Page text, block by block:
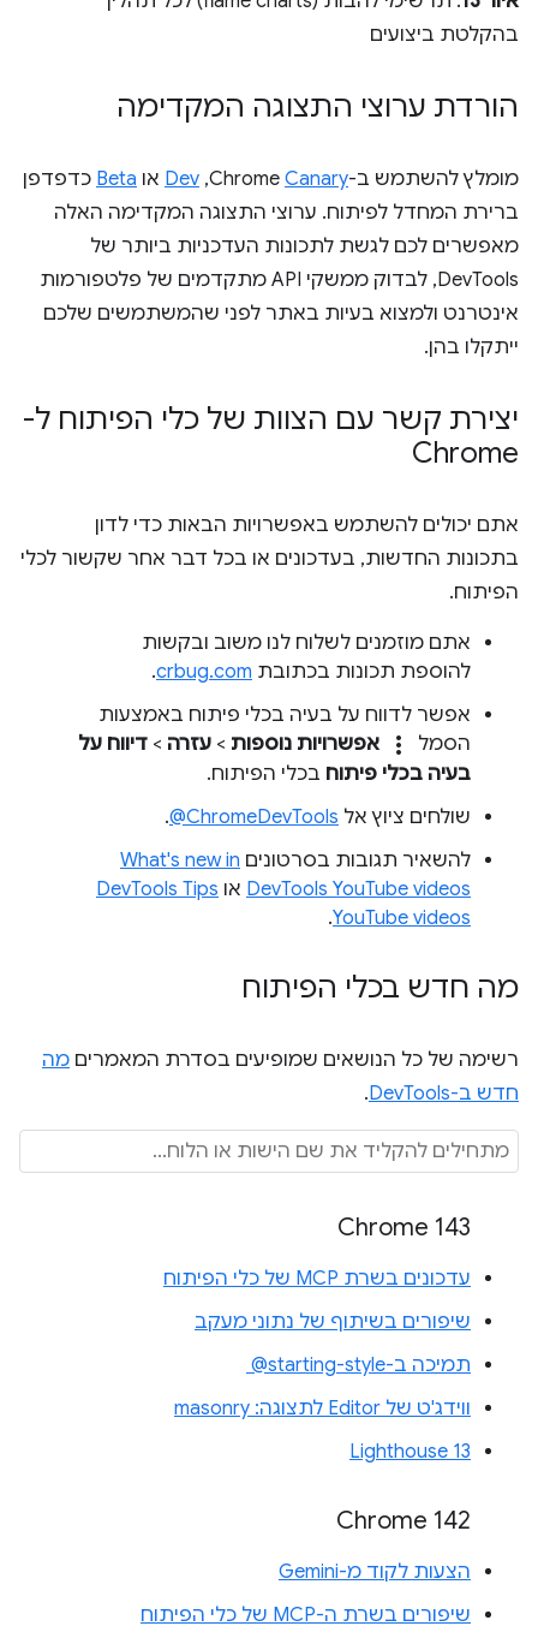
בהקלטת ביצועים
הורדת ערוצי התצוגה המקדימה
מומלץ להשתמש ב-ChromeCanary
,‏
Dev או Beta כדפדפן
ברירת המחדל לפיתוח. ערוצי התצוגה המקדימה האלה
מאפשרים לכם לגשת לתכונות העדכניות ביותר של
DevTools, לבדוק ממשקי API מתקדמים של פלטפורמות
אינטרנט ולמצוא בעיות באתר לפני שהמשתמשים שלכם
ייתקלו בהן.
יצירת קשר עם הצוות של כלי הפיתוח ל-
Chrome
אתם יכולים להשתמש באפשרויות הבאות כדי לדון
בתכונות החדשות, בעדכונים או בכל דבר אחר שקשור לכלי
הפיתוח.
אתם מוזמנים לשלוח לנו משוב ובקשות
להוספת תכונות בכתובת crbug.com
.
אפשר לדווח על בעיה בכלי פיתוח באמצעות
הסמל
more_vert אפשרויות נוספות > עזרה > דיווח על
בעיה בכלי פיתוח בכלי הפיתוח.
שולחים ציוץ אל ‎@ChromeDevTools
.
להשאיר תגובות בסרטונים What's new in
DevTools YouTube videos או DevTools Tips
YouTube videos
.
מה חדש בכלי הפיתוח
רשימה של כל הנושאים שמופיעים בסדרת המאמרים מה
חדש ב-DevTools
.
Chrome 143
עדכונים בשרת MCP של כלי הפיתוח
שיפורים בשיתוף של נתוני מעקב
תמיכה ב-‎ @starting-style
ווידג'ט של Editor לתצוגה: masonry
Lighthouse 13
Chrome 142
הצעות לקוד מ-Gemini
שיפורים בשרת ה-MCP של כלי הפיתוח